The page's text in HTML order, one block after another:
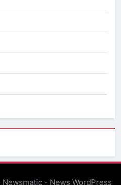
- News WordPress